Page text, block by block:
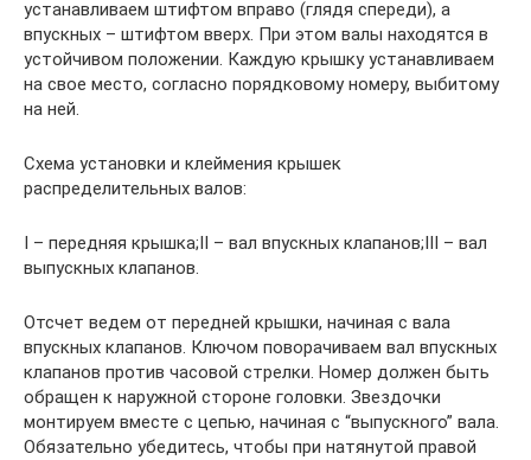
устанавливаем штифтом вправо (глядя спереди), а
впускных – штифтом вверх. При этом валы находятся в
устойчивом положении. Каждую крышку устанавливаем
на свое место, согласно порядковому номеру, выбитому
на ней.
Схема установки и клеймения крышек
распределительных валов:
I – передняя крышка;II – вал впускных клапанов;III – вал
выпускных клапанов.
Отсчет ведем от передней крышки, начиная с вала
впускных клапанов. Ключом поворачиваем вал впускных
клапанов против часовой стрелки. Номер должен быть
обращен к наружной стороне головки. Звездочки
монтируем вместе с цепью, начиная с “выпускного” вала.
Обязательно убедитесь, чтобы при натянутой правой